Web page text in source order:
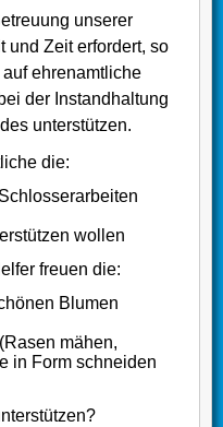
unserer
und Zeit erfordert, so
ehrenamtliche
der Instandhaltung
unterstützen.
die:
wollen
freuen die:
Blumen
mähen,
in Form schneiden